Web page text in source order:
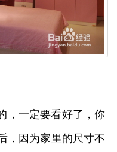
，一定要看好了，你
，因为家里的尺寸不